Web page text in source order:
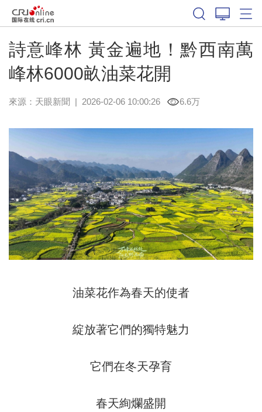
詩意峰林 黃金遍地！黔西南萬
峰林6000畝油菜花開
來源： 天眼新聞 | 2026-02-06 10:00:26 6.6万
油菜花作為春天的使者
綻放著它們的獨特魅力
它們在冬天孕育
春天絢爛盛開